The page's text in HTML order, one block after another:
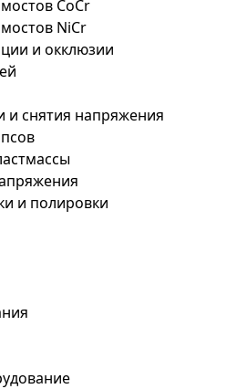
CoCr
NiCr
и окклюзии
и снятия напряжения
и полировки